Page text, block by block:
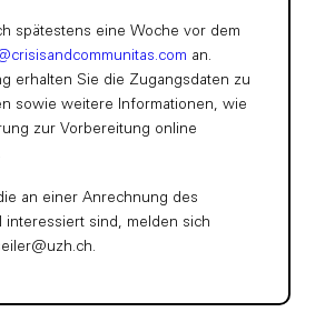
spätestens eine Woche vor dem
an.
erhalten Sie die Zugangsdaten zu
sowie weitere Informationen, wie
zur Vorbereitung online
an einer Anrechnung des
interessiert sind, melden sich